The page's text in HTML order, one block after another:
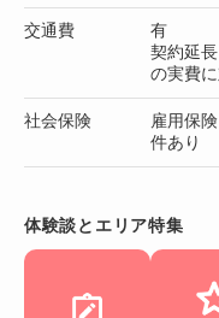
交通費
有
契約延
の実費
社会保険
雇用保
件あり
体験談とエリア特集